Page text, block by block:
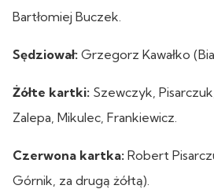
Bartłomiej Buczek.
Sędziował: Grzegorz Kawałko
Żółte kartki: Szewczyk,
Zalepa, Mikulec, Frankiewicz.
Czerwona kartka: Robert
Górnik, za drugą żółtą).